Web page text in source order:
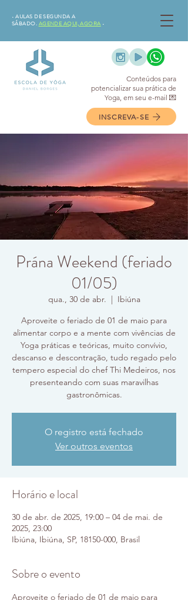
•⁠ AULAS DE SEGUNDA A
SÁBADO. AGENDE AQUI, AGORA •⁠
Conteúdos para
potencializar sua prática de
Yoga, em seu e-mail 💌
INSCREVA-SE
Prána Weekend (feriado
01/05)
qua., 30 de abr.
  |
Ibiúna
Aproveite o feriado de 01 de maio para
alimentar corpo e a mente com vivências de
Yoga práticas e teóricas, muito convívio,
descanso e descontração, tudo regado pelo
tempero especial do chef Thi Medeiros, nos
presenteando com suas maravilhas
gastronômicas.
O registro está fechado
Ver outros eventos
Horário e local
30 de abr. de 2025, 19:00 – 04 de mai. de
2025, 23:00
Ibiúna, Ibiúna, SP, 18150-000, Brasil
Sobre o evento
Aproveite o feriado de 01 de maio para